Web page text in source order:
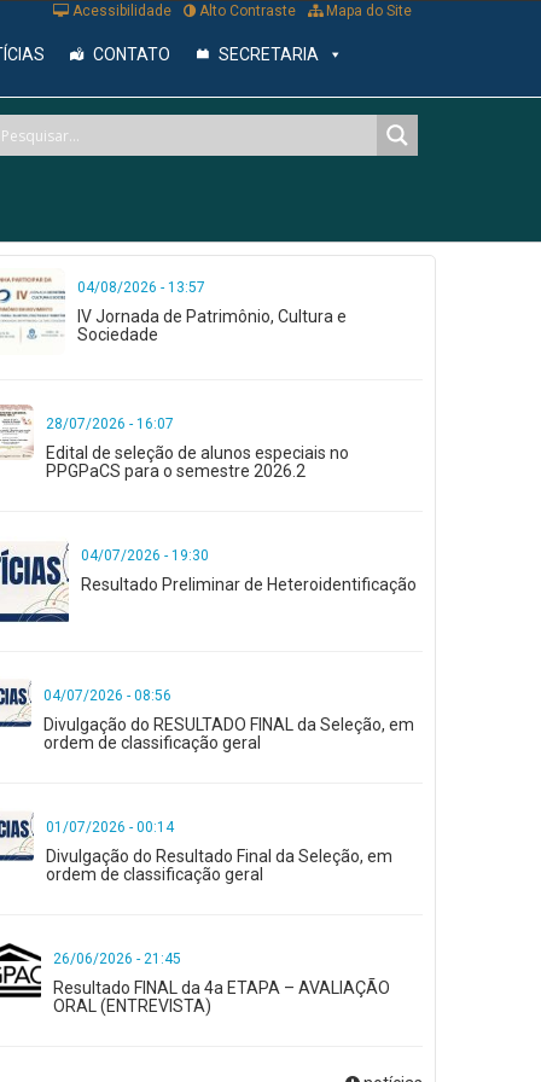
Mapa do Site
Alto Contraste
Acessibilidade
CONTATO SECRETARIA
04/08/2026 - 13:57
IV Jornada de Patrimônio, Cultura e
Sociedade
28/07/2026 - 16:07
Edital de seleção de alunos especiais no
PPGPaCS para o semestre 2026.2
04/07/2026 - 19:30
Resultado Preliminar de Heteroidentificação
04/07/2026 - 08:56
Divulgação do RESULTADO FINAL da Seleção, em
ordem de classificação geral
01/07/2026 - 00:14
Divulgação do Resultado Final da Seleção, em
ordem de classificação geral
26/06/2026 - 21:45
Resultado FINAL da 4a ETAPA – AVALIAÇÃO
ORAL (ENTREVISTA)